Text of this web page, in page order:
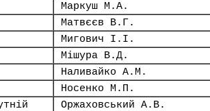
Маркуш М.А.
Матвєєв В.Г.
Мигович І.І.
Мішура В.Д.
Наливайко А.М.
Носенко М.П.
Оржаховський А.В.